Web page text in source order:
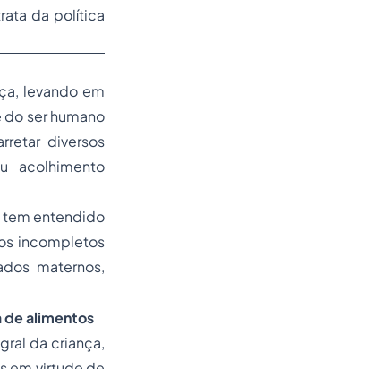
da política
levando em
ser humano
diversos
acolhimento
tem entendido
incompletos
maternos,
de alimentos
da criança,